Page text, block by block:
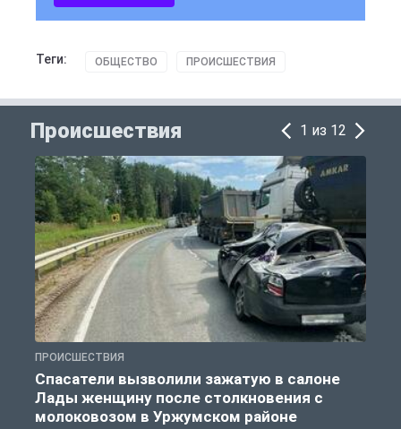
Теги: ОБЩЕСТВО ПРОИСШЕСТВИЯ
Происшествия 1 из 12
ПРОИСШЕСТВИЯ
Спасатели вызволили зажатую в салоне
Лады женщину после столкновения с
молоковозом в Уржумском районе